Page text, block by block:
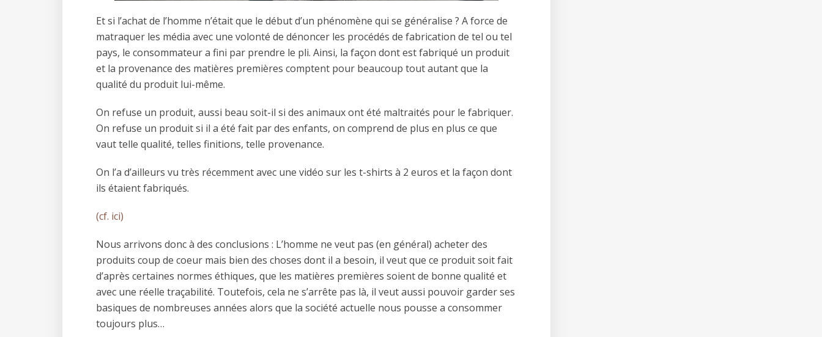
Et si l’achat de l’homme n’était que le début d’un phénomène qui se généralise ? A force de
matraquer les média avec une volonté de dénoncer les procédés de fabrication de tel ou tel
pays, le consommateur a fini par prendre le pli. Ainsi, la façon dont est fabriqué un produit
et la provenance des matières premières comptent pour beaucoup tout autant que la
qualité du produit lui-même.
On refuse un produit, aussi beau soit-il si des animaux ont été maltraités pour le fabriquer.
On refuse un produit si il a été fait par des enfants, on comprend de plus en plus ce que
vaut telle qualité, telles finitions, telle provenance.
On l’a d’ailleurs vu très récemment avec une vidéo sur les t-shirts à 2 euros et la façon dont
ils étaient fabriqués.
(cf. ici)
Nous arrivons donc à des conclusions : L’homme ne veut pas (en général) acheter des
produits coup de coeur mais bien des choses dont il a besoin, il veut que ce produit soit fait
d’après certaines normes éthiques, que les matières premières soient de bonne qualité et
avec une réelle traçabilité. Toutefois, cela ne s’arrête pas là, il veut aussi pouvoir garder ses
basiques de nombreuses années alors que la société actuelle nous pousse a consommer
toujours plus…